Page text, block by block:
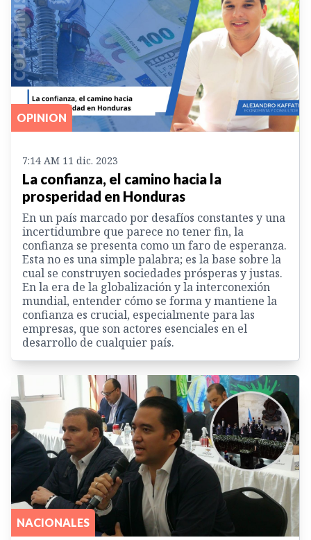
OPINION
7:14 AM 11 dic. 2023
La confianza, el camino hacia la
prosperidad en Honduras
En un país marcado por desafíos constantes y una
incertidumbre que parece no tener fin, la
confianza se presenta como un faro de esperanza.
Esta no es una simple palabra; es la base sobre la
cual se construyen sociedades prósperas y justas.
En la era de la globalización y la interconexión
mundial, entender cómo se forma y mantiene la
confianza es crucial, especialmente para las
empresas, que son actores esenciales en el
desarrollo de cualquier país.
NACIONALES